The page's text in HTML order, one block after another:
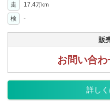
走 17.4万km
検
-
販
お問い合わ
詳し